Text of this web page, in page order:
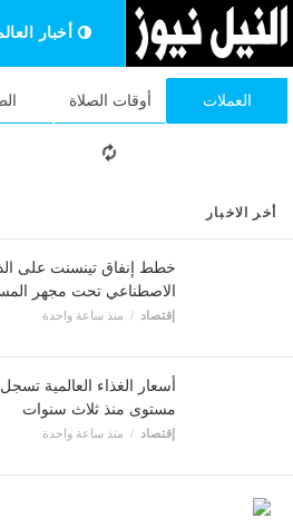
أخبار
العملات أوقات الصلاة
أخر الاخبار
خطط إنفاق تينسنت على
الاصطناعي تحت مجهر
إقتصاد منذ ساعة واحدة
أسعار الغذاء العالمية
مستوى منذ ثلاث سنوات
إقتصاد منذ ساعة واحدة